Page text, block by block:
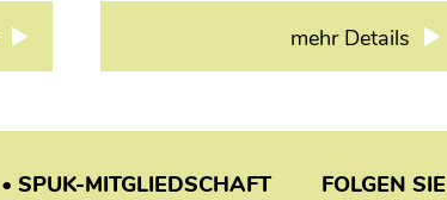
mehr Details
• SPUK-MITGLIEDSCHAFT
FOLGEN SIE